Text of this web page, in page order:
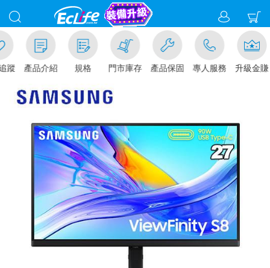
蹤 產品介紹 規格 門市庫存 產品保固 專人服務 升級金賺